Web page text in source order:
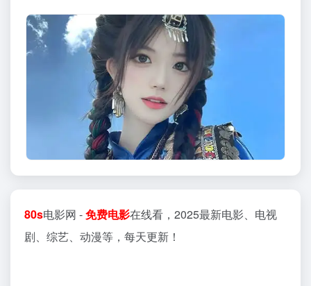
80s电影网 -免费电影在线看，2025最新电影、电视
剧、综艺、动漫等，每天更新！